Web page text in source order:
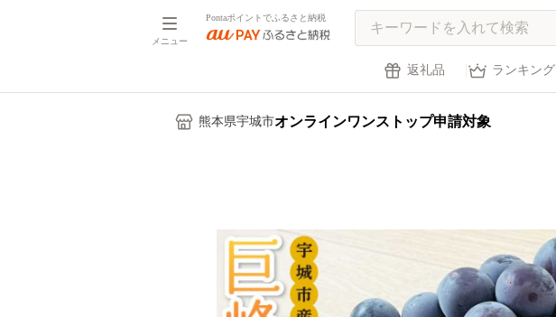
メニュー
Pontaポイントでふるさと納税
返礼品 ランキング
熊本県宇城市オンラインワンストップ申請対象